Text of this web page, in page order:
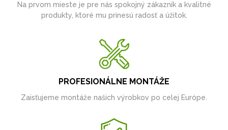
Na prvom mieste je pre nás spokojný zákazník a kvalitné
produkty, ktoré mu prinesú radosť a úžitok.
PROFESIONÁLNE MONTÁŽE
Zaisťujeme montáže našich výrobkov po celej Európe.